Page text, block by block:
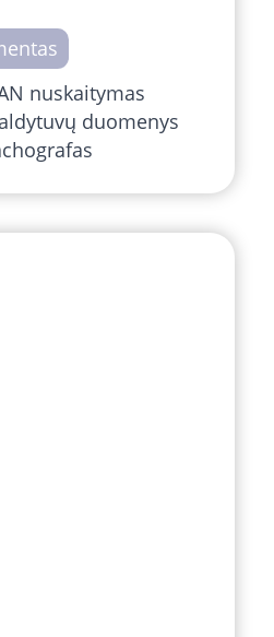
nuskaitymas
duomenys